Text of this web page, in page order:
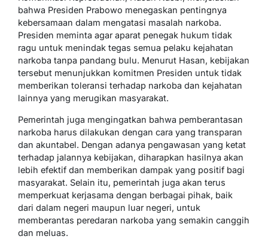
bahwa Presiden Prabowo menegaskan pentingnya
kebersamaan dalam mengatasi masalah narkoba.
Presiden meminta agar aparat penegak hukum tidak
ragu untuk menindak tegas semua pelaku kejahatan
narkoba tanpa pandang bulu. Menurut Hasan, kebijakan
tersebut menunjukkan komitmen Presiden untuk tidak
memberikan toleransi terhadap narkoba dan kejahatan
lainnya yang merugikan masyarakat.
Pemerintah juga mengingatkan bahwa pemberantasan
narkoba harus dilakukan dengan cara yang transparan
dan akuntabel. Dengan adanya pengawasan yang ketat
terhadap jalannya kebijakan, diharapkan hasilnya akan
lebih efektif dan memberikan dampak yang positif bagi
masyarakat. Selain itu, pemerintah juga akan terus
memperkuat kerjasama dengan berbagai pihak, baik
dari dalam negeri maupun luar negeri, untuk
memberantas peredaran narkoba yang semakin canggih
dan meluas.